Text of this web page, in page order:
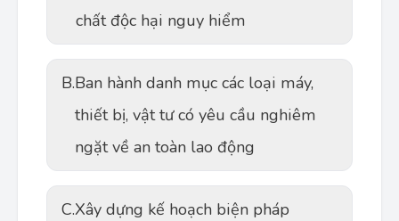
chất độc hại nguy hiểm
B.Ban hành danh mục các loại máy,
thiết bị, vật tư có yêu cầu nghiêm
ngặt về an toàn lao động
C.Xây dựng kế hoạch biện pháp